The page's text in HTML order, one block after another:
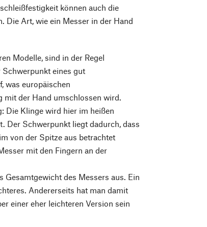
können auch die
Die Art, wie ein Messer in der Hand
Modelle, sind in der Regel
eines gut
was europäischen
mit der Hand umschlossen wird.
Die Klinge wird hier im heißen
Der Schwerpunkt liegt dadurch, dass
von der Spitze aus betrachtet
mit den Fingern an der
Gesamtgewicht des Messers aus. Ein
Andererseits hat man damit
einer eher leichteren Version sein